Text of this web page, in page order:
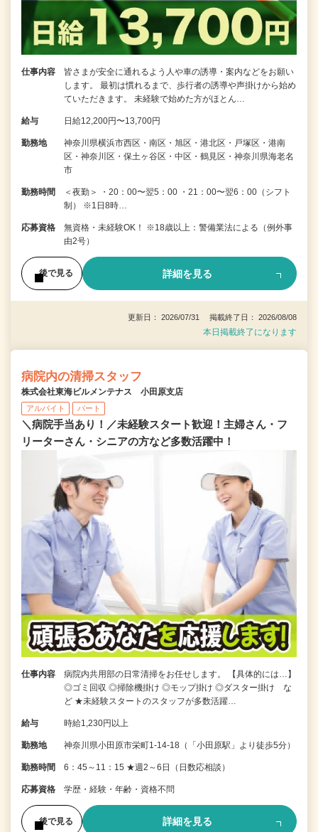
仕事内容
皆さまが安全に通れるよう人や車の誘導・案内などをお願い
します。 最初は慣れるまで、歩行者の誘導や声掛けから始め
ていただきます。 未経験で始めた方がほとん…
給与 日給12,200円〜13,700円
勤務地
神奈川県横浜市西区・南区・旭区・港北区・戸塚区・港南
区・神奈川区・保土ヶ谷区・中区・鶴見区・神奈川県海老名
市
勤務時間
＜夜勤＞ ・20：00〜翌5：00 ・21：00〜翌6：00（シフト
制） ※1日8時…
応募資格
無資格・未経験OK！ ※18歳以上：警備業法による（例外事
由2号）
後で見る 詳細を見る
更新日： 2026/07/31 掲載終了日： 2026/08/08
本日掲載終了になります
病院内の清掃スタッフ
株式会社東海ビルメンテナス 小田原支店
アルバイト パート
＼病院手当あり！／未経験スタート歓迎！主婦さん・フ
リーターさん・シニアの方など多数活躍中！
仕事内容
病院内共用部の日常清掃をお任せします。 【具体的には…】
◎ゴミ回収 ◎掃除機掛け ◎モップ掛け ◎ダスター掛け な
ど ★未経験スタートのスタッフが多数活躍…
給与 時給1,230円以上
勤務地 神奈川県小田原市栄町1-14-18（「小田原駅」より徒歩5分）
勤務時間 6：45～11：15 ★週2～6日（日数応相談）
応募資格 学歴・経験・年齢・資格不問
後で見る 詳細を見る